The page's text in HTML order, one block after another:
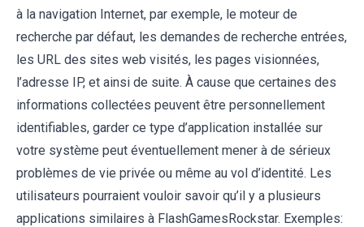
à la navigation Internet, par exemple, le moteur de
recherche par défaut, les demandes de recherche entrées,
les URL des sites web visités, les pages visionnées,
l’adresse IP, et ainsi de suite. À cause que certaines des
informations collectées peuvent être personnellement
identifiables, garder ce type d’application installée sur
votre système peut éventuellement mener à de sérieux
problèmes de vie privée ou même au vol d’identité. Les
utilisateurs pourraient vouloir savoir qu’il y a plusieurs
applications similaires à FlashGamesRockstar. Exemples: